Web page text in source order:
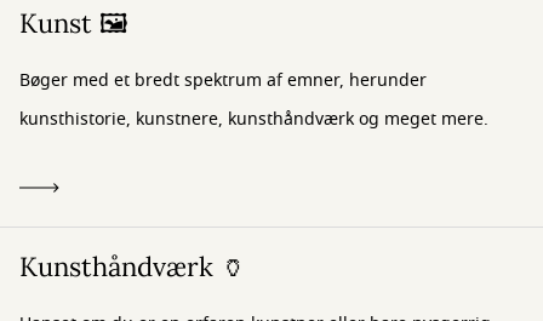
Kunst 🖼️
Bøger med et bredt spektrum af emner, herunder
kunsthistorie, kunstnere, kunsthåndværk og meget mere.
Kunsthåndværk 🏺